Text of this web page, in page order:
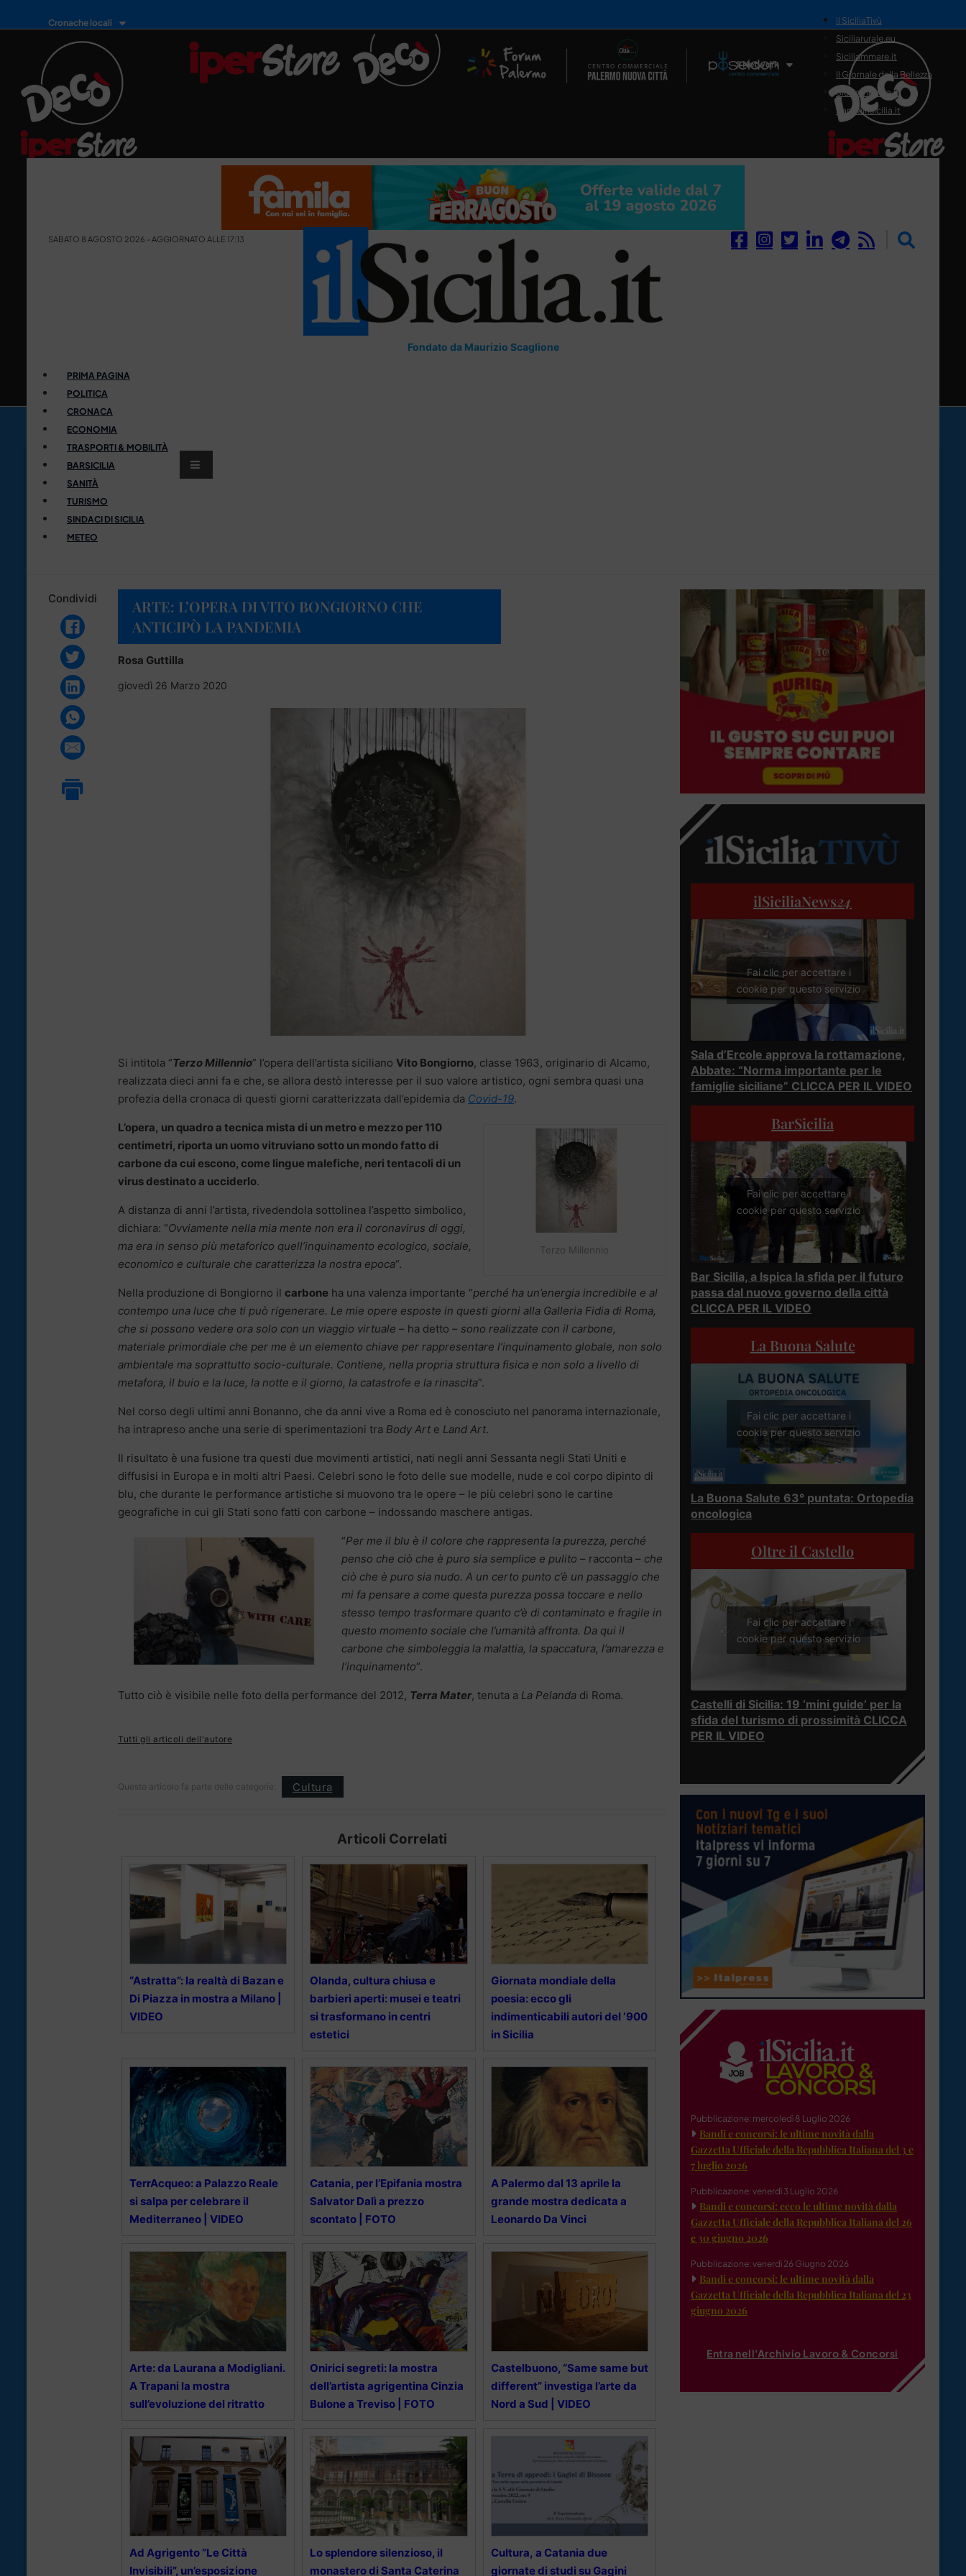
Cronache locali
Il Network
il SiciliaTivù
Siciliarurale.eu
Siciliammare.it
Il Giornale della Bellezza
Siciliamedica.it
Sanitainsicilia.it
SABATO 8 AGOSTO 2026 - AGGIORNATO ALLE 17:13
Fondato da Maurizio Scaglione
PRIMA PAGINA
POLITICA
CRONACA
ECONOMIA
TRASPORTI & MOBILITÀ
BARSICILIA
SANITÀ
TURISMO
SINDACI DI SICILIA
METEO
Condividi
ARTE: L’OPERA DI VITO BONGIORNO CHE
ANTICIPÒ LA PANDEMIA
Rosa Guttilla
giovedì 26 Marzo 2020
Si intitola “Terzo Millennio” l’opera dell’artista siciliano Vito Bongiorno, classe 1963, originario di Alcamo,
realizzata dieci anni fa e che, se allora destò interesse per il suo valore artistico, ogni sembra quasi una
profezia della cronaca di questi giorni caratterizzata dall’epidemia da Covid-19.
Terzo Millennio
L’opera, un quadro a tecnica mista di un metro e mezzo per 110
centimetri, riporta un uomo vitruviano sotto un mondo fatto di
carbone da cui escono, come lingue malefiche, neri tentacoli di un
virus destinato a ucciderlo.
A distanza di anni l’artista, rivedendola sottolinea l’aspetto simbolico,
dichiara: “Ovviamente nella mia mente non era il coronavirus di oggi,
ma era in senso più metaforico quell’inquinamento ecologico, sociale,
economico e culturale che caratterizza la nostra epoca“.
Nella produzione di Bongiorno il carbone ha una valenza importante “perché ha un’energia incredibile e al
contempo una luce che ti può rigenerare. Le mie opere esposte in questi giorni alla Galleria Fidia di Roma,
che si possono vedere ora solo con un viaggio virtuale – ha detto – sono realizzate con il carbone,
materiale primordiale che per me è un elemento chiave per rappresentare l’inquinamento globale, non solo
ambientale ma soprattutto socio-culturale. Contiene, nella propria struttura fisica e non solo a livello di
metafora, il buio e la luce, la notte e il giorno, la catastrofe e la rinascita”.
Nel corso degli ultimi anni Bonanno, che da anni vive a Roma ed è conosciuto nel panorama internazionale,
ha intrapreso anche una serie di sperimentazioni tra Body Art e Land Art.
Il risultato è una fusione tra questi due movimenti artistici, nati negli anni Sessanta negli Stati Uniti e
diffusisi in Europa e in molti altri Paesi. Celebri sono le foto delle sue modelle, nude e col corpo dipinto di
blu, che durante le performance artistiche si muovono tra le opere – le più celebri sono le cartine
geografiche in cui gli Stati sono fatti con carbone – indossando maschere antigas.
“Per me il blu è il colore che rappresenta la purezza, perché
penso che ciò che è puro sia semplice e pulito – racconta – che
ciò che è puro sia nudo. A un certo punto c’è un passaggio che
mi fa pensare a come questa purezza possa toccare e nello
stesso tempo trasformare quanto c’è di contaminato e fragile in
questo momento sociale che l’umanità affronta. Da qui il
carbone che simboleggia la malattia, la spaccatura, l’amarezza e
l’inquinamento“.
Tutto ciò è visibile nelle foto della performance del 2012, Terra Mater, tenuta a La Pelanda di Roma.
Tutti gli articoli dell'autore
Questo articolo fa parte delle categorie: Cultura
Articoli Correlati
“Astratta”: la realtà di Bazan e
Di Piazza in mostra a Milano |
VIDEO
Olanda, cultura chiusa e
barbieri aperti: musei e teatri
si trasformano in centri
estetici
Giornata mondiale della
poesia: ecco gli
indimenticabili autori del ‘900
in Sicilia
TerrAcqueo: a Palazzo Reale
si salpa per celebrare il
Mediterraneo | VIDEO
Catania, per l’Epifania mostra
Salvator Dalì a prezzo
scontato | FOTO
A Palermo dal 13 aprile la
grande mostra dedicata a
Leonardo Da Vinci
Arte: da Laurana a Modigliani.
A Trapani la mostra
sull’evoluzione del ritratto
Onirici segreti: la mostra
dell’artista agrigentina Cinzia
Bulone a Treviso | FOTO
Castelbuono, “Same same but
different” investiga l’arte da
Nord a Sud | VIDEO
Ad Agrigento “Le Città
Invisibili”, un’esposizione
Lo splendore silenzioso, il
monastero di Santa Caterina
Cultura, a Catania due
giornate di studi su Gagini
ilSiciliaNews24
Fai clic per accettare i
cookie per questo servizio
Sala d’Ercole approva la rottamazione,
Abbate: “Norma importante per le
famiglie siciliane” CLICCA PER IL VIDEO
BarSicilia
Fai clic per accettare i
cookie per questo servizio
Bar Sicilia, a Ispica la sfida per il futuro
passa dal nuovo governo della città
CLICCA PER IL VIDEO
La Buona Salute
Fai clic per accettare i
cookie per questo servizio
La Buona Salute 63° puntata: Ortopedia
oncologica
Oltre il Castello
Fai clic per accettare i
cookie per questo servizio
Castelli di Sicilia: 19 ‘mini guide’ per la
sfida del turismo di prossimità CLICCA
PER IL VIDEO
Pubblicazione: mercoledì 8 Luglio 2026
Bandi e concorsi: le ultime novità dalla
Gazzetta Ufficiale della Repubblica Italiana del 3 e
7 luglio 2026
Pubblicazione: venerdì 3 Luglio 2026
Bandi e concorsi: ecco le ultime novità dalla
Gazzetta Ufficiale della Repubblica Italiana del 26
e 30 giugno 2026
Pubblicazione: venerdì 26 Giugno 2026
Bandi e concorsi: le ultime novità dalla
Gazzetta Ufficiale della Repubblica Italiana del 23
giugno 2026
Entra nell'Archivio Lavoro & Concorsi